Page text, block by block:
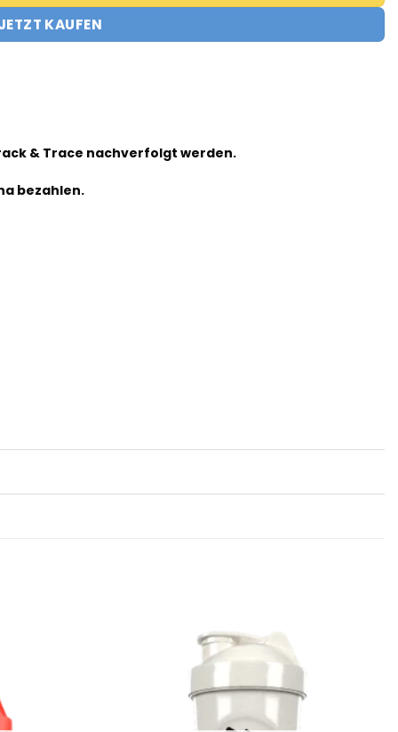
KAUFEN
& Trace nachverfolgt werden.
bezahlen.